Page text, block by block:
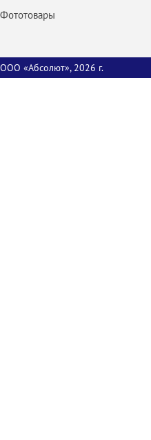
Фототовары
ООО «Абсолют», 2026 г.